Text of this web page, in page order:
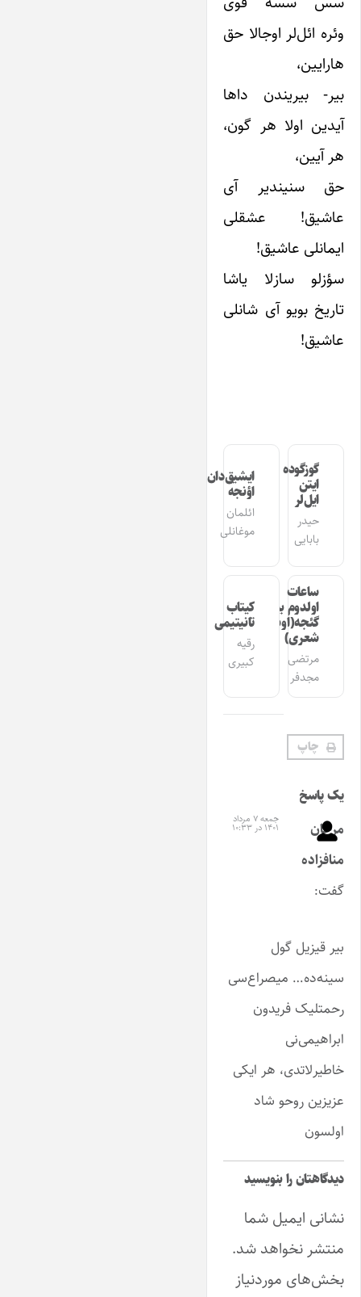
وئره ائل‌لر اوجالا حق
هارایین،
بیر- بیریندن داها
آیدین اولا هر گون،
هر آیین،
حق سنیندیر آی
عاشیق! عشقلی
ایمانلی عاشیق!
سؤزلو سازلا یاشا
تاریخ بویو آی شانلی
عاشیق!
گوزگوده
ایتن
ایل‌لر
حیدر
بابایی
ایشیق‌دان
اؤنجه
ائلمان
موغانلی
ساعات
اولدوم بیر
گئجه(اوشاق
شعری)
مرتضی
مجدفر
کیتاب
تانیتیمی
رقیه
کبیری
چاپ
یک پاسخ
مرجان
منافزاده
گفت:
جمعه ۷ مرداد
۱۴۰۱ در ۱۰:۳۳
بیر قیزیل گول
سینه‌ده… میصراع‌سی
رحمتلیک فریدون
ابراهیمی‌‌نی
خاطیرلاتدی، هر ایکی
عزیزین روحو شاد
اولسون
دیدگاهتان را بنویسید
نشانی ایمیل شما
منتشر نخواهد شد.
بخش‌های موردنیاز